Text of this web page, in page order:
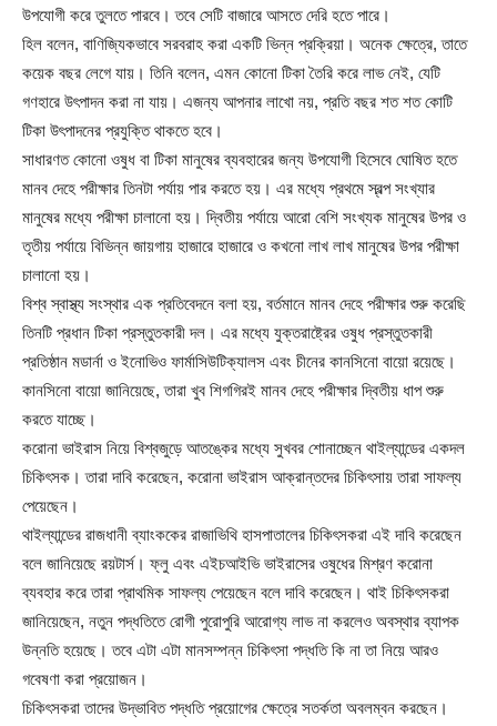
উপযোগী করে তুলতে পারবে। তবে সেটি বাজারে আসতে দেরি হতে পারে।
হিল বলেন, বাণিজ্যিকভাবে সরবরাহ করা একটি ভিন্ন প্রক্রিয়া। অনেক ক্ষেত্রে, তাতে
কয়েক বছর লেগে যায়। তিনি বলেন, এমন কোনো টিকা তৈরি করে লাভ নেই, যেটি
গণহারে উৎপাদন করা না যায়। এজন্য আপনার লাখো নয়, প্রতি বছর শত শত কোটি
টিকা উৎপাদনের প্রযুক্তি থাকতে হবে।
সাধারণত কোনো ওষুধ বা টিকা মানুষের ব্যবহারের জন্য উপযোগী হিসেবে ঘোষিত হতে
মানব দেহে পরীক্ষার তিনটা পর্যায় পার করতে হয়। এর মধ্যে প্রথমে স্বল্প সংখ্যার
মানুষের মধ্যে পরীক্ষা চালানো হয়। দ্বিতীয় পর্যায়ে আরো বেশি সংখ্যক মানুষের উপর ও
তৃতীয় পর্যায়ে বিভিন্ন জায়গায় হাজারে হাজারে ও কখনো লাখ লাখ মানুষের উপর পরীক্ষা
চালানো হয়।
বিশ্ব স্বাস্থ্য সংস্থার এক প্রতিবেদনে বলা হয়, বর্তমানে মানব দেহে পরীক্ষার শুরু করেছি
তিনটি প্রধান টিকা প্রস্তুতকারী দল। এর মধ্যে যুক্তরাষ্ট্রের ওষুধ প্রস্তুতকারী
প্রতিষ্ঠান মডার্না ও ইনোভিও ফার্মাসিউটিক্যালস এবং চীনের কানসিনো বায়ো রয়েছে।
কানসিনো বায়ো জানিয়েছে, তারা খুব শিগগিরই মানব দেহে পরীক্ষার দ্বিতীয় ধাপ শুরু
করতে যাচ্ছে।
করোনা ভাইরাস নিয়ে বিশ্বজুড়ে আতঙ্কের মধ্যে সুখবর শোনাচ্ছেন থাইল্যান্ডের একদল
চিকিৎসক। তারা দাবি করেছেন, করোনা ভাইরাস আক্রান্তদের চিকিৎসায় তারা সাফল্য
পেয়েছেন।
থাইল্যান্ডের রাজধানী ব্যাংককের রাজাভিথি হাসপাতালের চিকিৎসকরা এই দাবি করেছেন
বলে জানিয়েছে রয়টার্স। ফ্লু এবং এইচআইভি ভাইরাসের ওষুধের মিশ্রণ করোনা
ব্যবহার করে তারা প্রাথমিক সাফল্য পেয়েছেন বলে দাবি করেছেন। থাই চিকিৎসকরা
জানিয়েছেন, নতুন পদ্ধতিতে রোগী পুরোপুরি আরোগ্য লাভ না করলেও অবস্থার ব্যাপক
উন্নতি হয়েছে। তবে এটা এটা মানসম্পন্ন চিকিৎসা পদ্ধতি কি না তা নিয়ে আরও
গবেষণা করা প্রয়োজন।
চিকিৎসকরা তাদের উদ্ভাবিত পদ্ধতি প্রয়োগের ক্ষেত্রে সতর্কতা অবলম্বন করছেন।